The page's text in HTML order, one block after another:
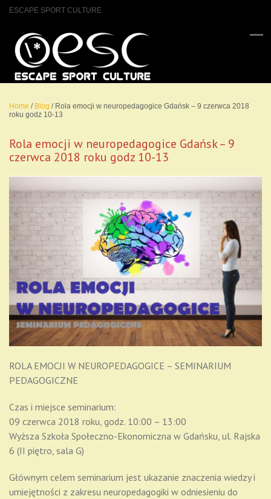
ESCAPE SPORT CULTURE
Home / Blog / Rola emocji w neuropedagogice Gdańsk – 9 czerwca 2018
roku godz 10-13
Rola emocji w neuropedagogice Gdańsk – 9
czerwca 2018 roku godz 10-13
ROLA EMOCJI W NEUROPEDAGOGICE – SEMINARIUM
PEDAGOGICZNE
Czas i miejsce seminarium:
09 czerwca 2018 roku, godz. 10:00 – 13:00
Wyższa Szkoła Społeczno-Ekonomiczna w Gdańsku, ul. Rajska
6 (II piętro, sala G)
Głównym celem seminarium jest ukazanie znaczenia wiedzy i
umiejętności z zakresu neuropedagogiki w odniesieniu do